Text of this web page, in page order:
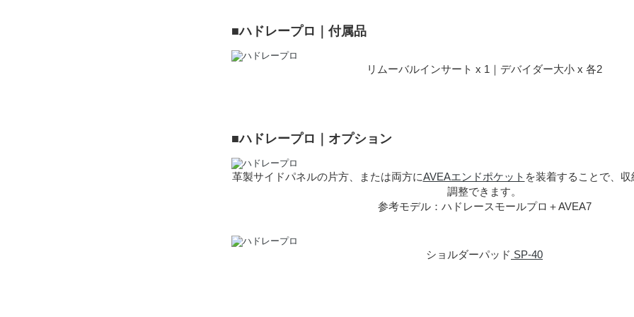
■ハドレープロ｜付属品
リムーバルインサート x 1｜デバイダー大小 x 各2
■ハドレープロ｜オプション
革製サイドパネルの片方、または両方にAVEAエンドポケット を装着することで、
調整できます。
参考モデル：ハドレースモールプロ＋AVEA7
ショルダーパッド SP-40